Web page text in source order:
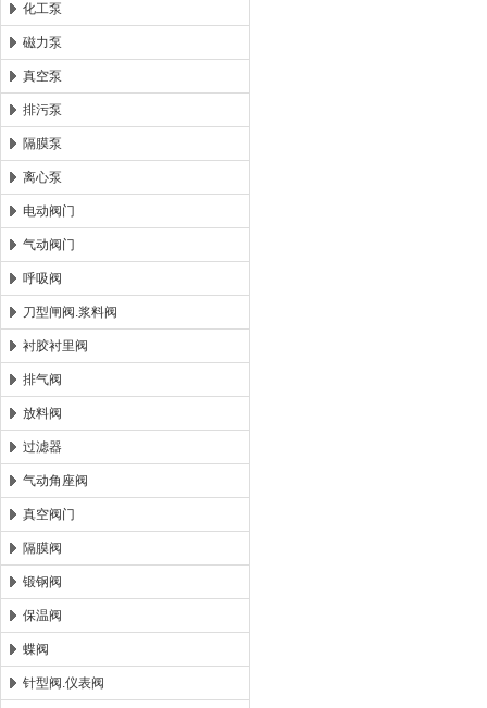
化工泵
磁力泵
真空泵
排污泵
隔膜泵
离心泵
电动阀门
气动阀门
呼吸阀
刀型闸阀.浆料阀
衬胶衬里阀
排气阀
放料阀
过滤器
气动角座阀
真空阀门
隔膜阀
锻钢阀
保温阀
蝶阀
针型阀.仪表阀